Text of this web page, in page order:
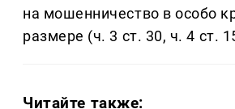
на мошенничество в особо
размере (ч. 3 ст. 30, ч. 4 ст.
Читайте также: